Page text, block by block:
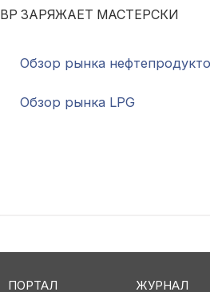
BP ЗАРЯЖАЕТ МАСТЕРСКИ
Обзор рынка
Обзор рынка LPG
ПОРТАЛ ЖУРНАЛ